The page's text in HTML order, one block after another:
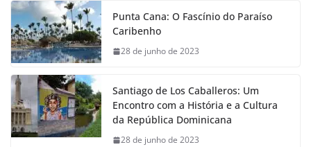
Punta Cana: O Fascínio do Paraíso
Caribenho
28 de junho de 2023
Santiago de Los Caballeros: Um
Encontro com a História e a Cultura
da República Dominicana
28 de junho de 2023